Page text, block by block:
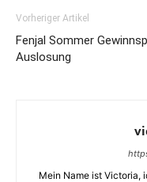
Vorheriger Artikel
Fenjal Sommer
Auslosung
Mein Name ist Victoria,